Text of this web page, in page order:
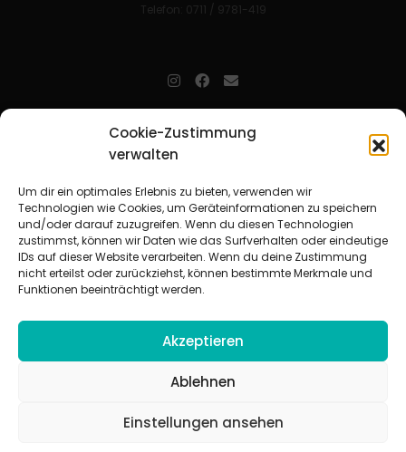
Cookie-Zustimmung
verwalten
Um dir ein optimales Erlebnis zu bieten, verwenden wir
Technologien wie Cookies, um Geräteinformationen zu speichern
und/oder darauf zuzugreifen. Wenn du diesen Technologien
zustimmst, können wir Daten wie das Surfverhalten oder eindeutige
IDs auf dieser Website verarbeiten. Wenn du deine Zustimmung
nicht erteilst oder zurückziehst, können bestimmte Merkmale und
Funktionen beeinträchtigt werden.
Akzeptieren
Ablehnen
Einstellungen ansehen
Telefon: 0711 / 9781-419
Mitarbeitende in der christlichen Kinder-, Jugend- und jungen
Erwachsenenarbeit. Aufjofindet man unkompliziert und schnell
Beziehungsarbeit.
Beteiligte Verbände
CVJM-Landesverband Bayern e. V. |CVJM-Gesamtverband in
Deutschland e. V.
CVJM-Westbund e. V.|Deutscher Jugendverband „Entschieden für
Christus“ e. V.
© 2026 jugendarbeit.online